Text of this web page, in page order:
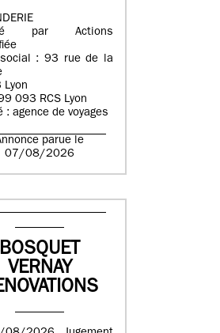
par Actions
: 93 rue de la
093 RCS Lyon
: agence de voyages
parue le
07/08/2026
BOSQUET
VERNAY